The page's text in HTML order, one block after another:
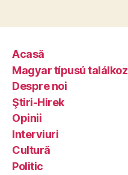
Acasă
Magyar típusú
Despre noi
Ştiri-Hirek
Opinii
Interviuri
Cultură
Politic